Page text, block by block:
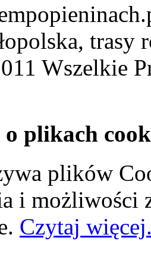
trasy
Wszelkie
plikach
plików
i możliwości
Czytaj